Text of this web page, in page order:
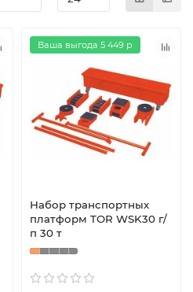
Ваша выгода 5 449 р
Набор транспортных
платформ TOR WSK30 г/
п 30 т